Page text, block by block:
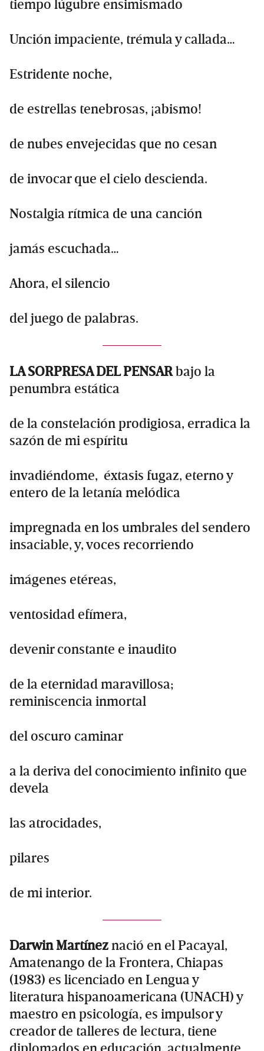
tiempo lúgubre ensimismado
Unción impaciente, trémula y callada…
Estridente noche,
de estrellas tenebrosas, ¡abismo!
de nubes envejecidas que no cesan
de invocar que el cielo descienda.
Nostalgia rítmica de una canción
jamás escuchada…
Ahora, el silencio
del juego de palabras.
LA SORPRESA DEL PENSARbajo la
penumbra estática
de la constelación prodigiosa, erradica la
sazón de mi espíritu
invadiéndome, éxtasis fugaz, eterno y
entero de la letanía melódica
impregnada en los umbrales del sendero
insaciable, y, voces recorriendo
imágenes etéreas,
ventosidad efímera,
devenir constante e inaudito
de la eternidad maravillosa;
reminiscencia inmortal
del oscuro caminar
a la deriva del conocimiento infinito que
devela
las atrocidades,
pilares
de mi interior.
Darwin Martíneznació en el Pacayal,
Amatenango de la Frontera, Chiapas
(1983) es licenciado en Lengua y
literatura hispanoamericana (UNACH) y
maestro en psicología, es impulsor y
creador de talleres de lectura, tiene